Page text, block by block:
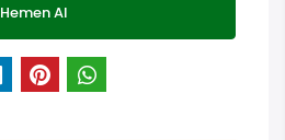
Hemen Al